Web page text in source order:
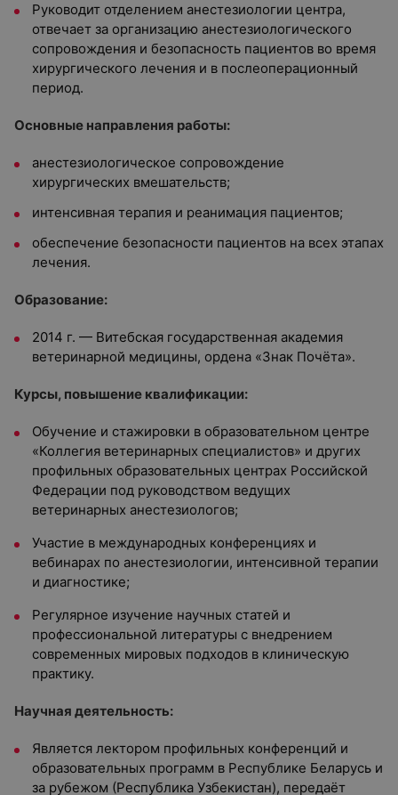
Руководит отделением анестезиологии центра,
отвечает за организацию анестезиологического
сопровождения и безопасность пациентов во время
хирургического лечения и в послеоперационный
период.
Основные направления работы:
анестезиологическое сопровождение
хирургических вмешательств;
интенсивная терапия и реанимация пациентов;
обеспечение безопасности пациентов на всех этапах
лечения.
Образование:
2014 г. — Витебская государственная академия
ветеринарной медицины, ордена «Знак Почёта».
Курсы, повышение квалификации:
Обучение и стажировки в образовательном центре
«Коллегия ветеринарных специалистов» и других
профильных образовательных центрах Российской
Федерации под руководством ведущих
ветеринарных анестезиологов;
Участие в международных конференциях и
вебинарах по анестезиологии, интенсивной терапии
и диагностике;
Регулярное изучение научных статей и
профессиональной литературы с внедрением
современных мировых подходов в клиническую
практику.
Научная деятельность:
Является лектором профильных конференций и
образовательных программ в Республике Беларусь и
за рубежом (Республика Узбекистан), передаёт